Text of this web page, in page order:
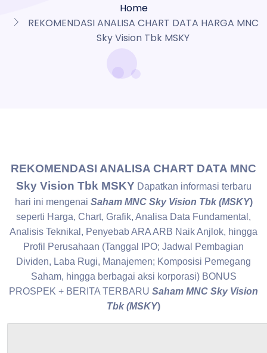
Home
REKOMENDASI ANALISA CHART DATA HARGA MNC
Sky Vision Tbk MSKY
REKOMENDASI ANALISA CHART DATA MNC
Sky Vision Tbk MSKY Dapatkan informasi terbaru
hari ini mengenai Saham MNC Sky Vision Tbk (MSKY)
seperti Harga, Chart, Grafik, Analisa Data Fundamental,
Analisis Teknikal, Penyebab ARA ARB Naik Anjlok, hingga
Profil Perusahaan (Tanggal IPO; Jadwal Pembagian
Dividen, Laba Rugi, Manajemen; Komposisi Pemegang
Saham, hingga berbagai aksi korporasi) BONUS
PROSPEK + BERITA TERBARU Saham MNC Sky Vision
Tbk (MSKY)